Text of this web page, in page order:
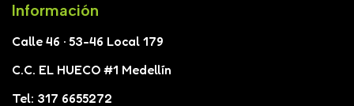
Información
Calle 46 · 53-46 Local 179
C.C. EL HUECO #1 Medellín
Tel: 317 6655272